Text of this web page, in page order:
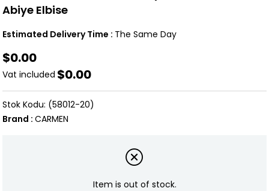
Abiye Elbise
Estimated Delivery Time : The Same Day
$0.00
Vat included $0.00
(58012-20)
Brand : CARMEN
Item is out of stock.